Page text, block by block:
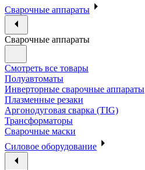
Сварочные аппараты
Сварочные аппараты
Смотреть все товары
Полуавтоматы
Инверторные сварочные аппараты
Плазменные резаки
Аргонодуговая сварка (TIG)
Трансформаторы
Сварочные маски
Силовое оборудование